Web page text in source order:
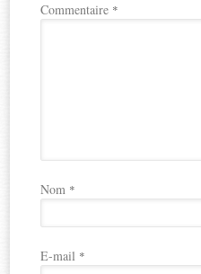
Commentaire *
Nom *
E-mail *